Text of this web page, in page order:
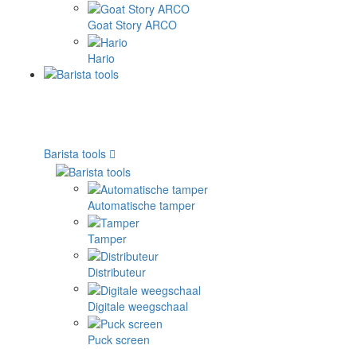
Goat Story ARCO
Hario
Barista tools
Automatische tamper
Tamper
Distributeur
Digitale weegschaal
Puck screen